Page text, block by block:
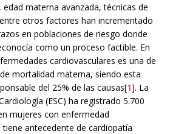
materna avanzada, técnicas de
otros factores han incrementado
en poblaciones de riesgo donde
como un proceso factible. En
cardiovasculares es una de
mortalidad materna, siendo esta
del 25% de las causas[1]. La
(ESC) ha registrado 5.700
mujeres con enfermedad
tiene antecedente de cardiopatía